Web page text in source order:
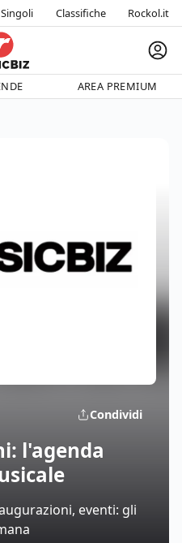
Singoli Classifiche Rockol.it
AREA PREMIUM
Condividi
l'agenda
eventi: gli